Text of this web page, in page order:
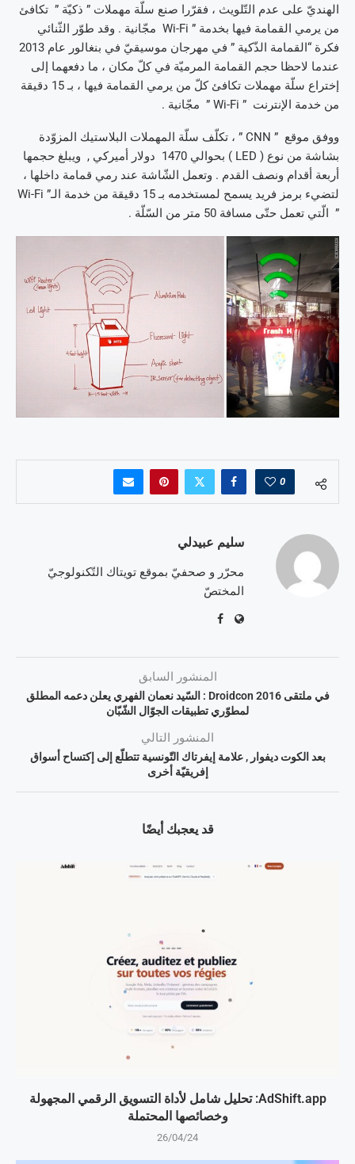
الهنديّ على عدم التّلويث ، فقرّرا صنع سلّة مهملات ” ذكيّة ” تكافئ
من يرمي القمامة فيها بخدمة ” Wi-Fi مجّانية . وقد طوّر الثّنائي
فكرة “القمامة الذّكية ” في مهرجان موسيقيّ في بنغالور عام 2013
عندما لاحظا حجم القمامة المرميّة في كلّ مكان ، ما دفعهما إلى
إختراع سلّة مهملات تكافئ كلّ من يرمي القمامة فيها ، بـ 15 دقيقة
من خدمة الإنترنت ” Wi-Fi ” مجّانية .
ووفق موقع ” CNN ” ، تكلّف سلّة المهملات البلاستيك المزوّدة
بشاشة من نوع ( LED ) بحوالي 1470 دولار أميركي , ويبلغ حجمها
أربعة أقدام ونصف القدم . وتعمل الشّاشة عند رمي قمامة داخلها ،
لتضيء برمز فريد يسمح لمستخدمه بـ 15 دقيقة من خدمة الـ” Wi-Fi
” الّتي تعمل حتّى مسافة 50 متر من السّلّة .
0
سليم عبيدلي
محرّر و صحفيّ بموقع تويتاك التّكنولوجيّ
المختصّ
المنشور السابق
في ملتقى Droidcon 2016 : السّيد نعمان الفهري يعلن دعمه المطلق
لمطوّري تطبيقات الجوّال الشّبّان
المنشور التالي
بعد الكوت ديفوار , علامة إيفرتاك التّونسية تتطلّع إلى إكتساح أسواق
إفريقيّة أخرى
قد يعجبك أيضًا
AdShift.app: تحليل شامل لأداة التسويق الرقمي المجهولة
وخصائصها المحتملة
26/04/24